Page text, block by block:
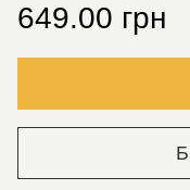
649.00 грн